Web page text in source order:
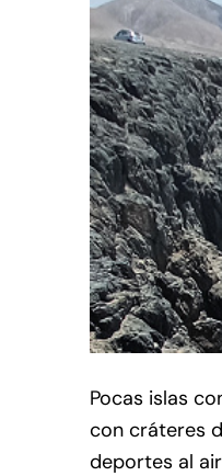
Pocas islas
con cráteres
deportes al